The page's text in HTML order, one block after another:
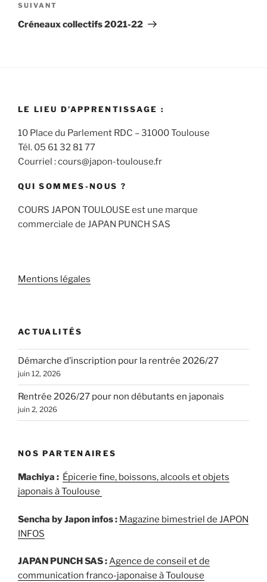
Article
suivant
SUIVANT
Créneaux collectifs 2021-22
LE LIEU D’APPRENTISSAGE :
10 Place du Parlement RDC – 31000 Toulouse
Tél. 05 61 32 81 77
Courriel : cours@japon-toulouse.fr
QUI SOMMES-NOUS ?
COURS JAPON TOULOUSE est une marque
commerciale de JAPAN PUNCH SAS
Mentions légales
ACTUALITÉS
Démarche d’inscription pour la rentrée 2026/27
juin 12, 2026
Rentrée 2026/27 pour non débutants en japonais
juin 2, 2026
NOS PARTENAIRES
Machiya : Épicerie fine, boissons, alcools et objets
japonais à Toulouse
Sencha by Japon infos : Magazine bimestriel de JAPON
INFOS
JAPAN PUNCH SAS :Agence de conseil et de
communication franco-japonaise à Toulouse